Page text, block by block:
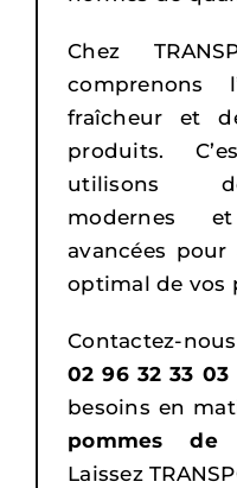
Chez
comprenons
fraîcheur et
produits.
utilisons
modernes
avancées
optimal de vos
Contactez-
02 96 32 33 03
besoins en
pommes de
Laissez